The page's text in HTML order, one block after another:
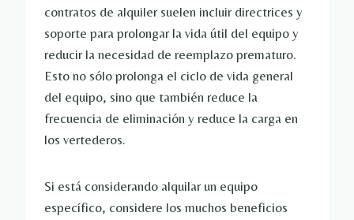
contratos de alquiler suelen incluir directrices y
soporte para prolongar la vida útil del equipo y
reducir la necesidad de reemplazo prematuro.
Esto no sólo prolonga el ciclo de vida general
del equipo, sino que también reduce la
frecuencia de eliminación y reduce la carga en
los vertederos.
Si está considerando alquilar un equipo
específico, considere los muchos beneficios